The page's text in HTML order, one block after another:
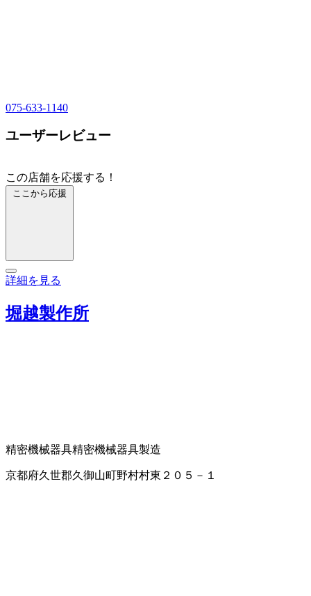
075-633-1140
ユーザーレビュー
この店舗を応援する！
ここから応援
詳細を見る
堀越製作所
精密機械器具精密機械器具製造
京都府久世郡久御山町野村村東２０５－１